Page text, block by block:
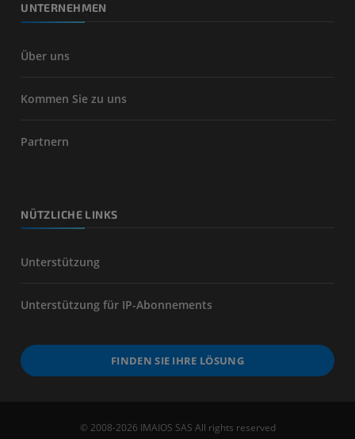
UNTERNEHMEN
Über uns
Kommen Sie zu uns
Partnern
NÜTZLICHE LINKS
Unterstützung
Unterstützung für IP-Abonnements
FINDEN SIE IHRE LÖSUNG
© 2008-2026 IMAIOS SAS All rights reserved